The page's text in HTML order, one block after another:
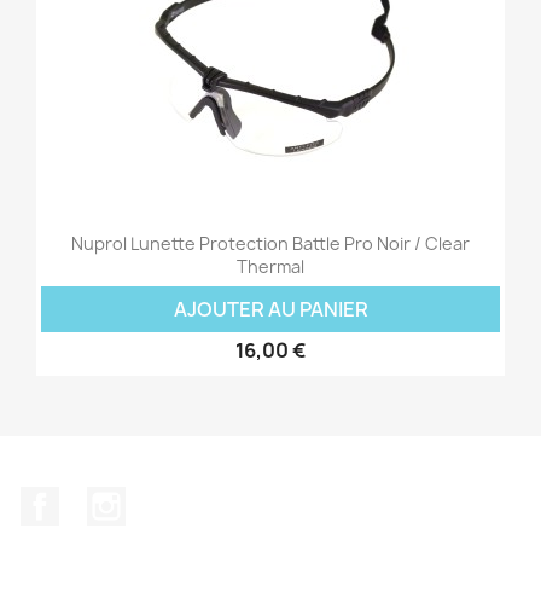
Nuprol Lunette Protection Battle Pro Noir / Clear
Thermal
AJOUTER AU PANIER
16,00 €